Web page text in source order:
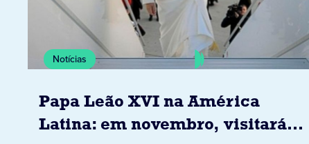
Notícias
Papa Leão XVI na América
Latina: em novembro, visitará